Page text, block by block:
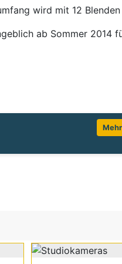
wird mit 12 Blenden
ab Sommer 2014